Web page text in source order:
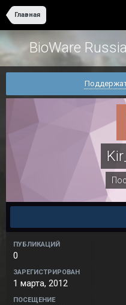
Главная
BioWare
ПУБЛИКАЦИЙ
0
ЗАРЕГИСТРИРОВАН
1 марта, 2012
ПОСЕЩЕНИЕ